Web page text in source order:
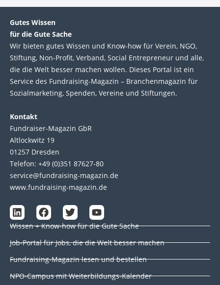
Gutes Wissen
für die Gute Sache
Wir bie­ten gutes Wis­sen und Know-how für Ver­ein, NGO,
Stif­tung, Non-Profit, Ver­band, Social Entre­pre­neur und alle,
die die Welt bes­ser machen wol­len. Die­ses Por­tal ist ein
Service des Fund­raising-Magazin – Bran­chen­magazin für
Sozial­marke­ting, Spen­den, Ver­eine und Stif­tun­gen.
Kontakt
Fundraiser-Magazin GbR
Altlockwitz 19
01257 Dresden
Telefon: +49 (0)351 87627-80
service@fundraising-magazin.de
www.fundraising-magazin.de
L
i
n
k
e
d
n
F
a
c
e
b
o
o
k
T
w
i
t
e
Y
o
u
t
u
b
Wissen + Know-how für die Gute Sache
Job-Portal für Jobs, die die Welt besser machen
Fundraising-Magazin lesen und bestellen
NPO-Campus mit Weiterbildungs-Kalender